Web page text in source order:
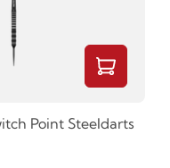
Point Steeldarts